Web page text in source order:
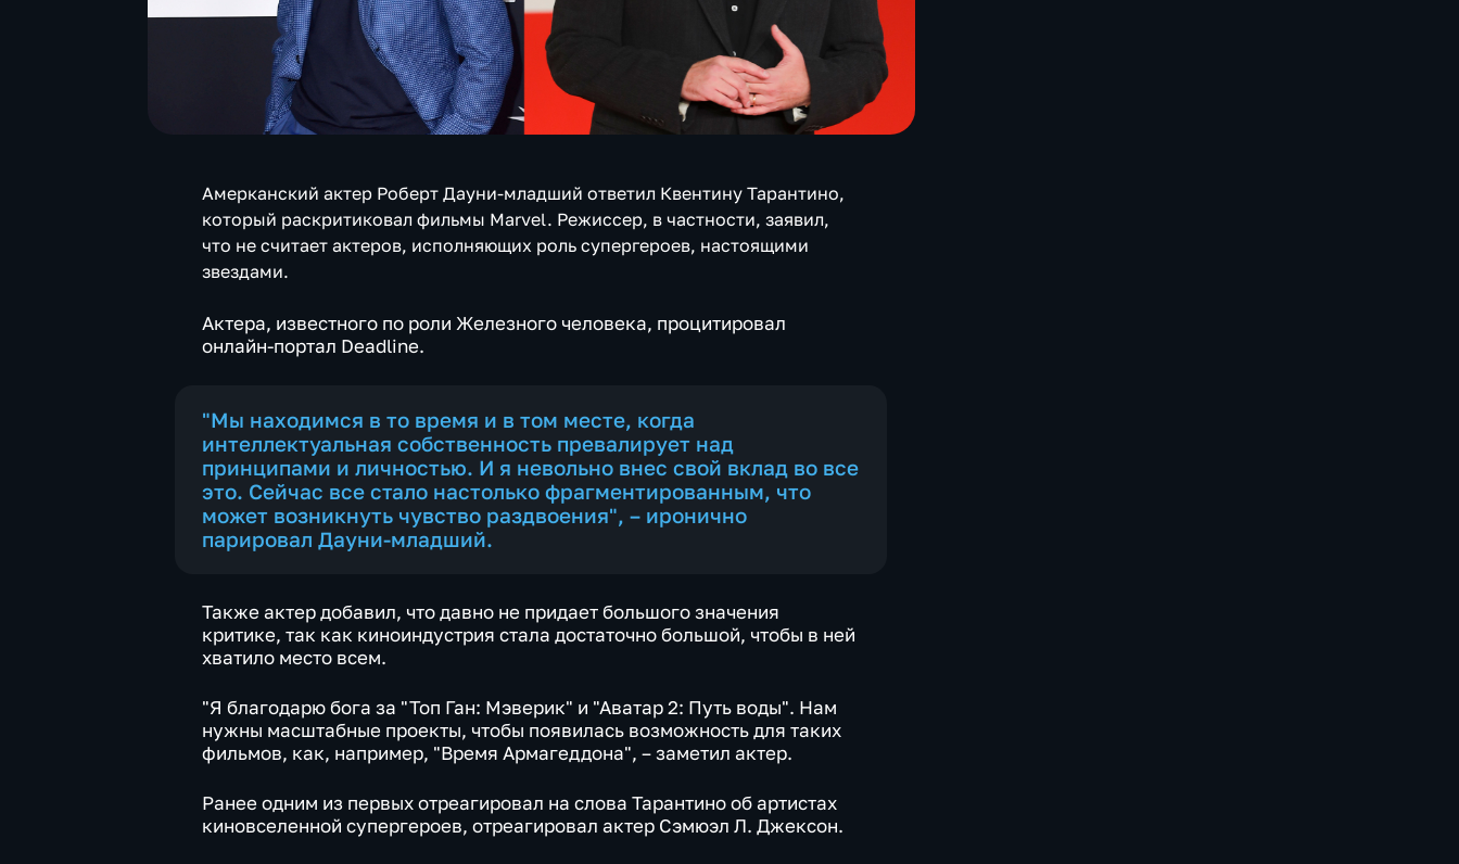
Амерканский актер Роберт Дауни-младший ответил Квентину Тарантино,
который раскритиковал фильмы Marvel. Режиссер, в частности, заявил,
что не считает актеров, исполняющих роль супергероев, настоящими
звездами.
Актера, известного по роли Железного человека, процитировал
онлайн-портал Deadline.
"Мы находимся в то время и в том месте, когда
интеллектуальная собственность превалирует над
принципами и личностью. И я невольно внес свой вклад во все
это. Сейчас все стало настолько фрагментированным, что
может возникнуть чувство раздвоения", – иронично
парировал Дауни-младший.
Также актер добавил, что давно не придает большого значения
критике, так как киноиндустрия стала достаточно большой, чтобы в ней
хватило место всем.
"Я благодарю бога за "Топ Ган: Мэверик" и "Аватар 2: Путь воды". Нам
нужны масштабные проекты, чтобы появилась возможность для таких
фильмов, как, например, "Время Армагеддона", – заметил актер.
Ранее одним из первых отреагировал на слова Тарантино об артистах
киновселенной супергероев, отреагировал актер Сэмюэл Л. Джексон.